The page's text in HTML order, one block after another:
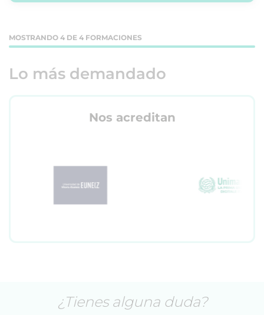
MOSTRANDO 4 DE 4 FORMACIONES
Lo más demandado
Nos acreditan
¿Tienes alguna duda?